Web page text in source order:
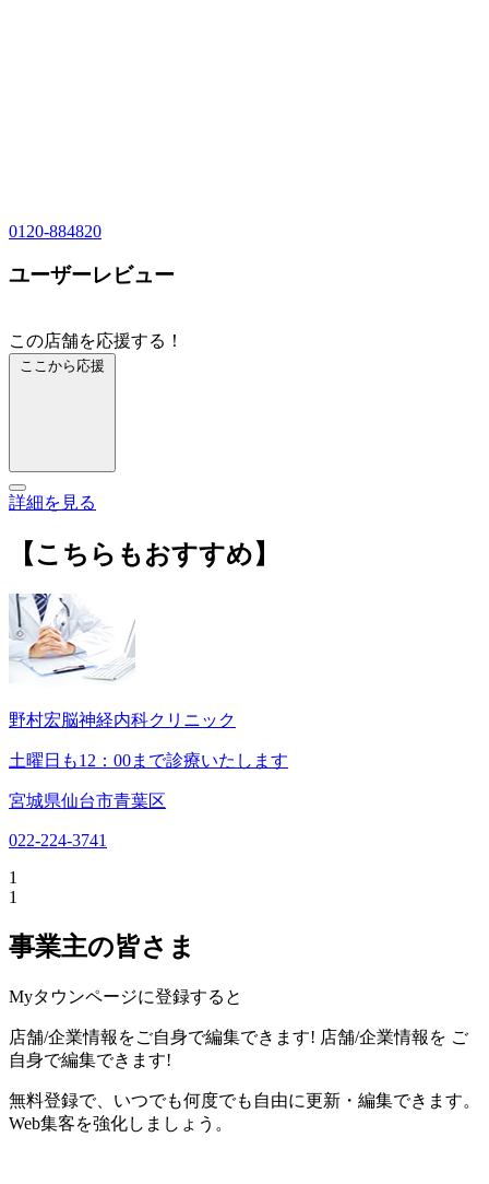
0120-884820
ユーザーレビュー
この店舗を応援する！
ここから応援
詳細を見る
【こちらもおすすめ】
野村宏脳神経内科クリニック
土曜日も12：00まで診療いたします
宮城県仙台市青葉区
022-224-3741
1
1
事業主の皆さま
Myタウンページに登録すると
店舗/企業情報をご自身で編集できます! 店舗/企業情報を ご
自身で編集できます!
無料登録で、いつでも何度でも自由に更新・編集できます。
Web集客を強化しましょう。